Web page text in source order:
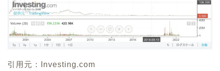
引用元：Investing.com